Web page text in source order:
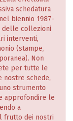
schedatura
biennio 1987-
delle collezioni
interventi,
(stampe,
Non
per tutte le
nostre schede,
strumento
approfondire le
a
frutto dei nostri